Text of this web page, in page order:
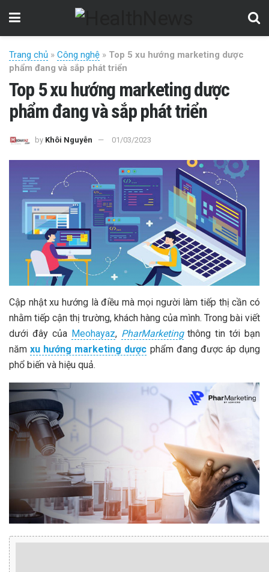
Trang chủ » Công nghệ » Top 5 xu hướng marketing dược
phẩm đang và sắp phát triển
Top 5 xu hướng marketing dược
phẩm đang và sắp phát triển
by Khôi Nguyễn 01/03/2023
Cập nhật xu hướng là điều mà mọi người làm tiếp thị cần có
nhằm tiếp cận thị trường, khách hàng của mình. Trong bài viết
dưới đây của Meohayaz, PharMarketingthông tin tới bạn
nămxu hướng marketing dược phẩm đang được áp dụng
phổ biến và hiệu quả.